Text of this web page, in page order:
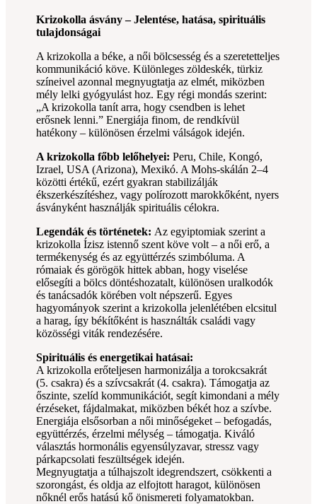
Krizokolla ásvány – Jelentése, hatása, spirituális
tulajdonságai
A krizokolla a béke, a női bölcsesség és a szeretetteljes
kommunikáció köve. Különleges zöldeskék, türkiz
színeivel azonnal megnyugtatja az elmét, miközben
mély lelki gyógyulást hoz. Egy régi mondás szerint:
„A krizokolla tanít arra, hogy csendben is lehet
erősnek lenni.” Energiája finom, de rendkívül
hatékony – különösen érzelmi válságok idején.
A krizokolla főbb lelőhelyei:Peru, Chile, Kongó,
Izrael, USA (Arizona), Mexikó. A Mohs-skálán 2–4
közötti értékű, ezért gyakran stabilizálják
ékszerkészítéshez, vagy polírozott marokkőként, nyers
ásványként használják spirituális célokra.
Legendák és történetek: Az egyiptomiak szerint a
krizokolla Ízisz istennő szent köve volt – a női erő, a
termékenység és az együttérzés szimbóluma. A
rómaiak és görögök hittek abban, hogy viselése
elősegíti a bölcs döntéshozatalt, különösen uralkodók
és tanácsadók körében volt népszerű. Egyes
hagyományok szerint a krizokolla jelenlétében elcsitul
a harag, így békítőként is használták családi vagy
közösségi viták rendezésére.
Spirituális és energetikai hatásai:
A krizokolla erőteljesen harmonizálja a torokcsakrát
(5. csakra) és a szívcsakrát (4. csakra). Támogatja az
őszinte, szelíd kommunikációt, segít kimondani a mély
érzéseket, fájdalmakat, miközben békét hoz a szívbe.
Energiája elsősorban a női minőségeket – befogadás,
együttérzés, érzelmi mélység – támogatja. Kiváló
választás hormonális egyensúlyzavar, stressz vagy
párkapcsolati feszültségek idején.
Megnyugtatja a túlhajszolt idegrendszert, csökkenti a
szorongást, és oldja az elfojtott haragot, különösen
nőknél erős hatású kő önismereti folyamatokban.